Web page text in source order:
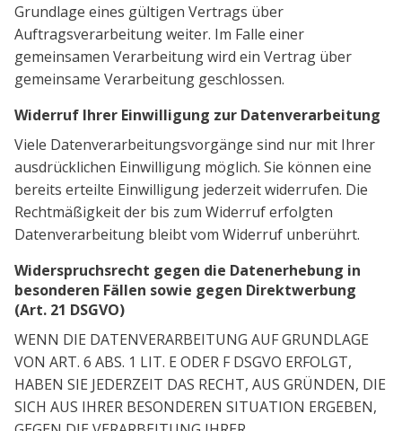
Grundlage eines gültigen Vertrags über
Auftragsverarbeitung weiter. Im Falle einer
gemeinsamen Verarbeitung wird ein Vertrag über
gemeinsame Verarbeitung geschlossen.
Widerruf Ihrer Einwilligung zur Datenverarbeitung
Viele Datenverarbeitungsvorgänge sind nur mit Ihrer
ausdrücklichen Einwilligung möglich. Sie können eine
bereits erteilte Einwilligung jederzeit widerrufen. Die
Rechtmäßigkeit der bis zum Widerruf erfolgten
Datenverarbeitung bleibt vom Widerruf unberührt.
Widerspruchsrecht gegen die Datenerhebung in
besonderen Fällen sowie gegen Direktwerbung
(Art. 21 DSGVO)
WENN DIE DATENVERARBEITUNG AUF GRUNDLAGE
VON ART. 6 ABS. 1 LIT. E ODER F DSGVO ERFOLGT,
HABEN SIE JEDERZEIT DAS RECHT, AUS GRÜNDEN, DIE
SICH AUS IHRER BESONDEREN SITUATION ERGEBEN,